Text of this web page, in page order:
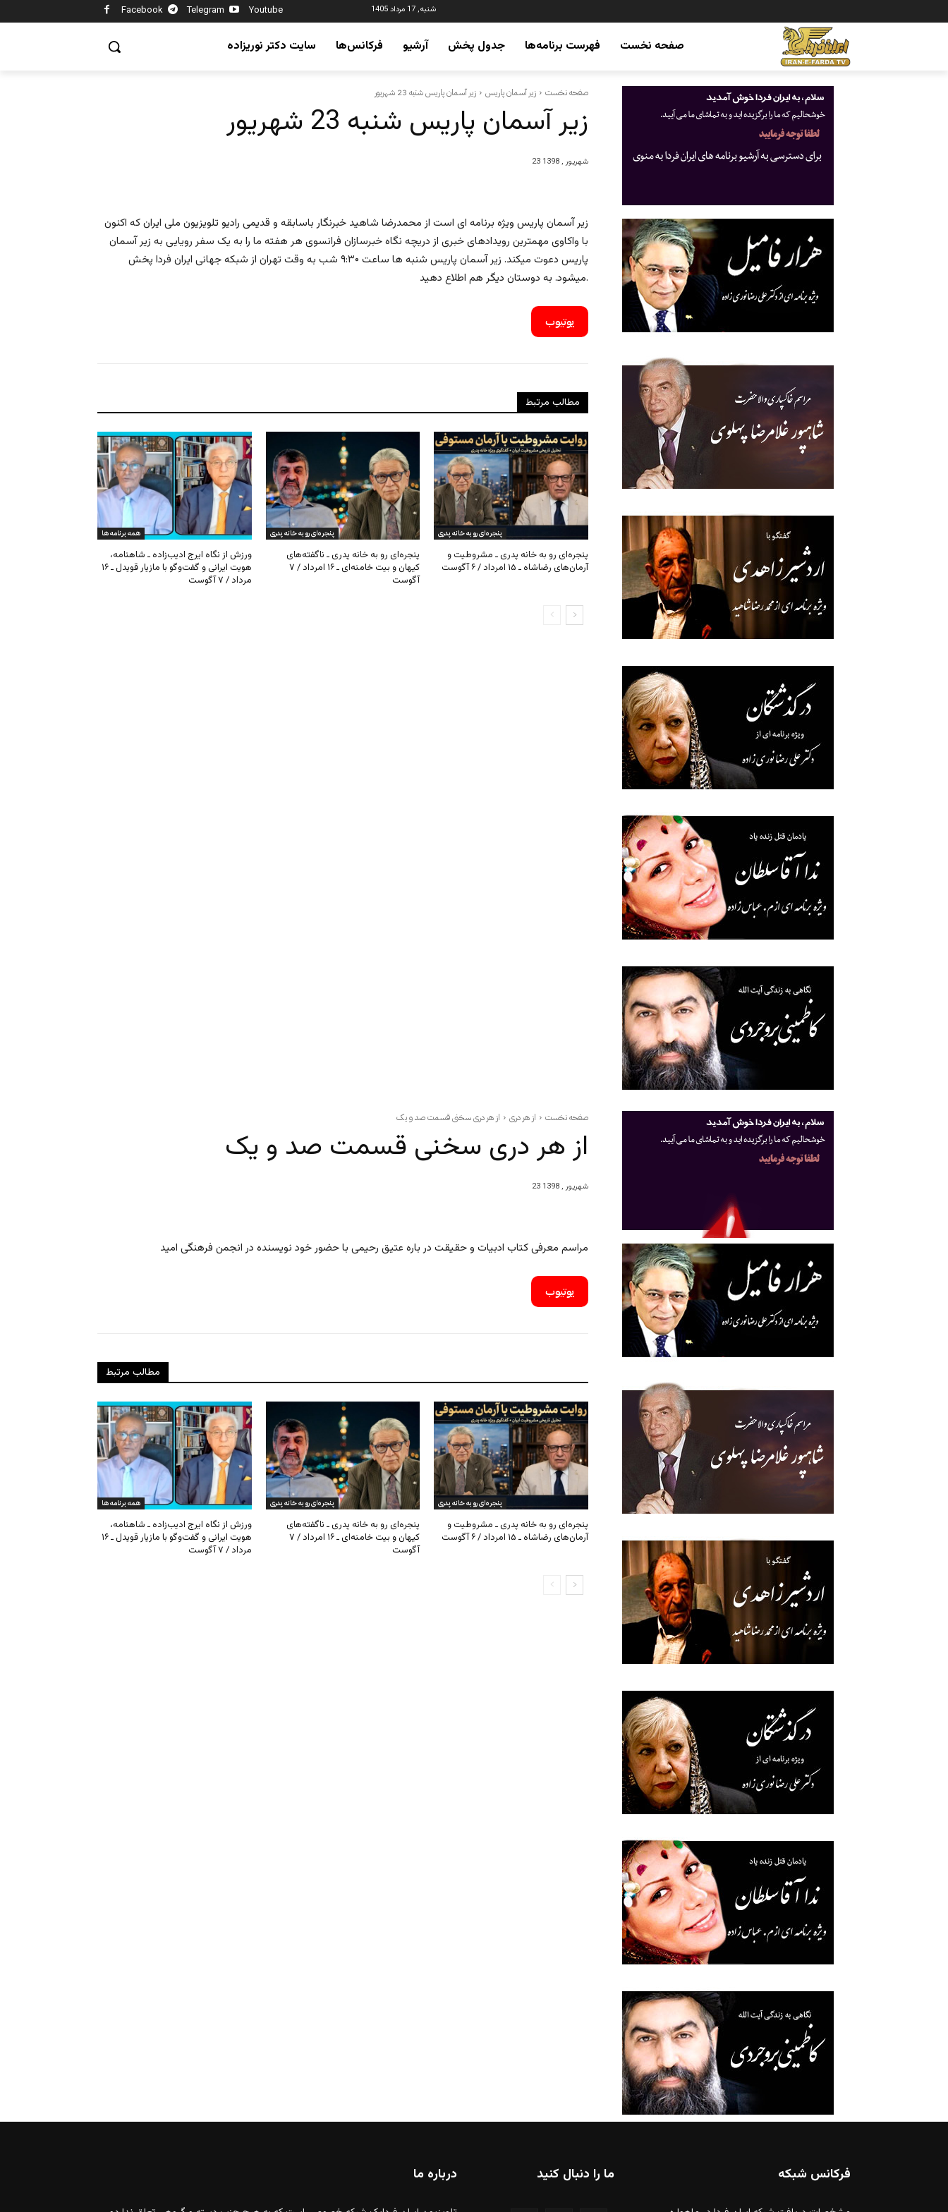
Facebook Telegram Youtube شنبه, 17 مرداد 1405
صفحه نخست فهرست برنامه‌ها جدول پخش آرشیو فرکانس‌ها سایت دکتر نوریزاده
صفحه نخست زیر آسمان پاریس زیر آسمان پاریس شنبه 23 شهریور
زیر آسمان پاریس شنبه 23 شهریور
23 شهریور , 1398
زیر آسمان پاریس ویژه برنامه ای است از محمدرضا شاهید خبرنگار باسابقه و قدیمی رادیو تلویزیون ملی ایران که اکنون
با واکاوی مهمترین رویدادهای خبری از دریچه نگاه خبرسازان فرانسوی هر هفته ما را به یک سفر رویایی به زیر آسمان
پاریس دعوت میکند. زیر آسمان پاریس شنبه ها ساعت ۹:۳۰ شب به وقت تهران از شبکه جهانی ایران فردا پخش
میشود. به دوستان دیگر هم اطلاع دهید.
یوتیوب
مطالب مرتبط
همه برنامه ها
ورزش از نگاه ایرج ادیب‌زاده ـ شاهنامه،
هویت ایرانی و گفت‌وگو با مازیار قویدل ـ ۱۶
مرداد / ۷ آگوست
پنجره‌ای رو به خانه پدری
پنجره‌ای رو به خانه پدری ـ ناگفته‌های
کیهان و بیت خامنه‌ای ـ ۱۶ امرداد / ۷
آگوست
پنجره‌ای رو به خانه پدری
پنجره‌ای رو به خانه پدری ـ مشروطیت و
آرمان‌های رضاشاه ـ ۱۵ امرداد / ۶ آگوست
فرکانس شبکه ما را دنبال کنید درباره ما